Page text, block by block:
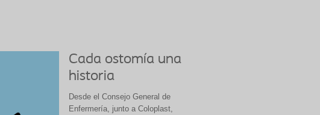
Cada ostomía una
historia
Desde el Consejo General de
Enfermería, junto a Coloplast,